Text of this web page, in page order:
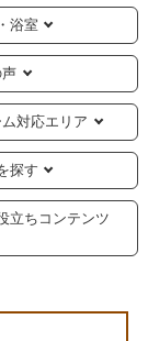
浴室
対応エリア
探す
立ちコンテンツ